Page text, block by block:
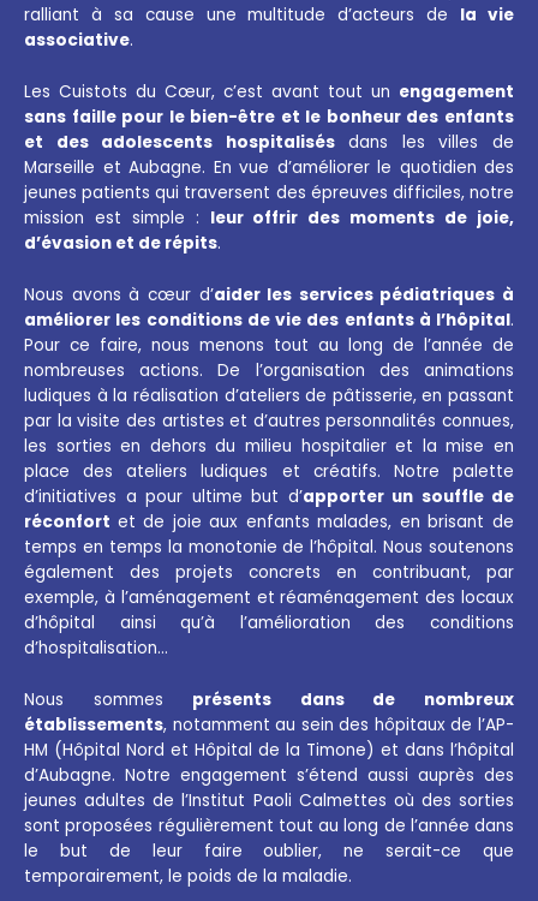
ralliant à sa cause une multitude d’acteurs de la vie
associative.
Les Cuistots du Cœur, c’est avant tout un engagement
sans faille pour le bien-être et le bonheur des enfants
et des adolescents hospitalisésdans les villes de
Marseille et Aubagne. En vue d’améliorer le quotidien des
jeunes patients qui traversent des épreuves difficiles, notre
mission est simple : leur offrir des moments de joie,
d’évasion et de répits.
Nous avons à cœur d’aider les services pédiatriques à
améliorer les conditions de vie des enfants à l’hôpital.
Pour ce faire, nous menons tout au long de l’année de
nombreuses actions. De l’organisation des animations
ludiques à la réalisation d’ateliers de pâtisserie, en passant
par la visite des artistes et d’autres personnalités connues,
les sorties en dehors du milieu hospitalier et la mise en
place des ateliers ludiques et créatifs. Notre palette
d’initiatives a pour ultime but d’apporter un souffle de
réconfort et de joie aux enfants malades, en brisant de
temps en temps la monotonie de l’hôpital. Nous soutenons
également des projets concrets en contribuant, par
exemple, à l’aménagement et réaménagement des locaux
d’hôpital ainsi qu’à l’amélioration des conditions
d’hospitalisation…
Nous sommes présents dans de nombreux
établissements, notamment au sein des hôpitaux de l’AP-
HM (Hôpital Nord et Hôpital de la Timone) et dans l’hôpital
d’Aubagne. Notre engagement s’étend aussi auprès des
jeunes adultes de l’Institut Paoli Calmettes où des sorties
sont proposées régulièrement tout au long de l’année dans
le but de leur faire oublier, ne serait-ce que
temporairement, le poids de la maladie.